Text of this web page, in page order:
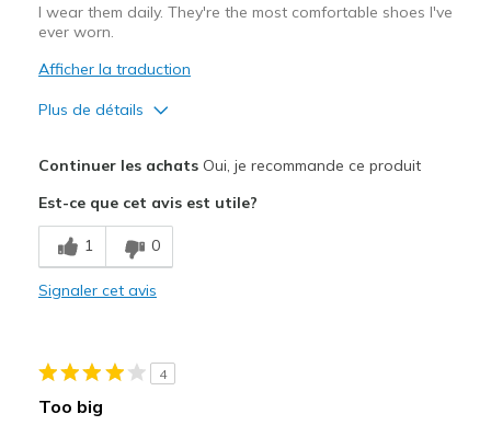
I wear them daily. They're the most comfortable shoes I've
ever worn.
Afficher la traduction
Plus de détails
Breathe Well
Comfortable
None
Continuer les achatsOui, je recommande ce produit
Est-ce que cet avis est utile?
1 0
Signaler cet avis
4
Too big